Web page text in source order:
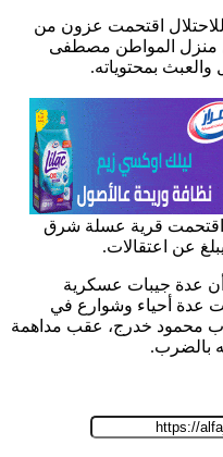
اقتحمت عزون من
منزل المواطن مصطفى
بمحتوياته.
اقتحمت قرية عسلة شرق
عن اعتقالات.
عدة جيبات عسكرية
عدة أحياء وشوارع في
محمود خدرج، عقب مداهمة
بالضرب.